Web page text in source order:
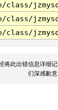
class/
class/
class/
将此出错信息详细
们深感歉